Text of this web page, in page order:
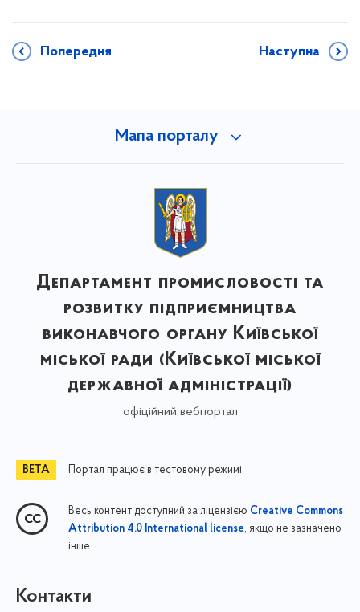
Попередня Наступна
Мапа порталу
Департамент промисловості та
розвитку підприємництва
виконавчого органу Київської
міської ради (Київської міської
державної адміністрації)
офіційний вебпортал
Портал працює в тестовому режимі
Весь контент доступний за ліцензією Creative Commons
Attribution 4.0 International license, якщо не зазначено
інше
Контакти